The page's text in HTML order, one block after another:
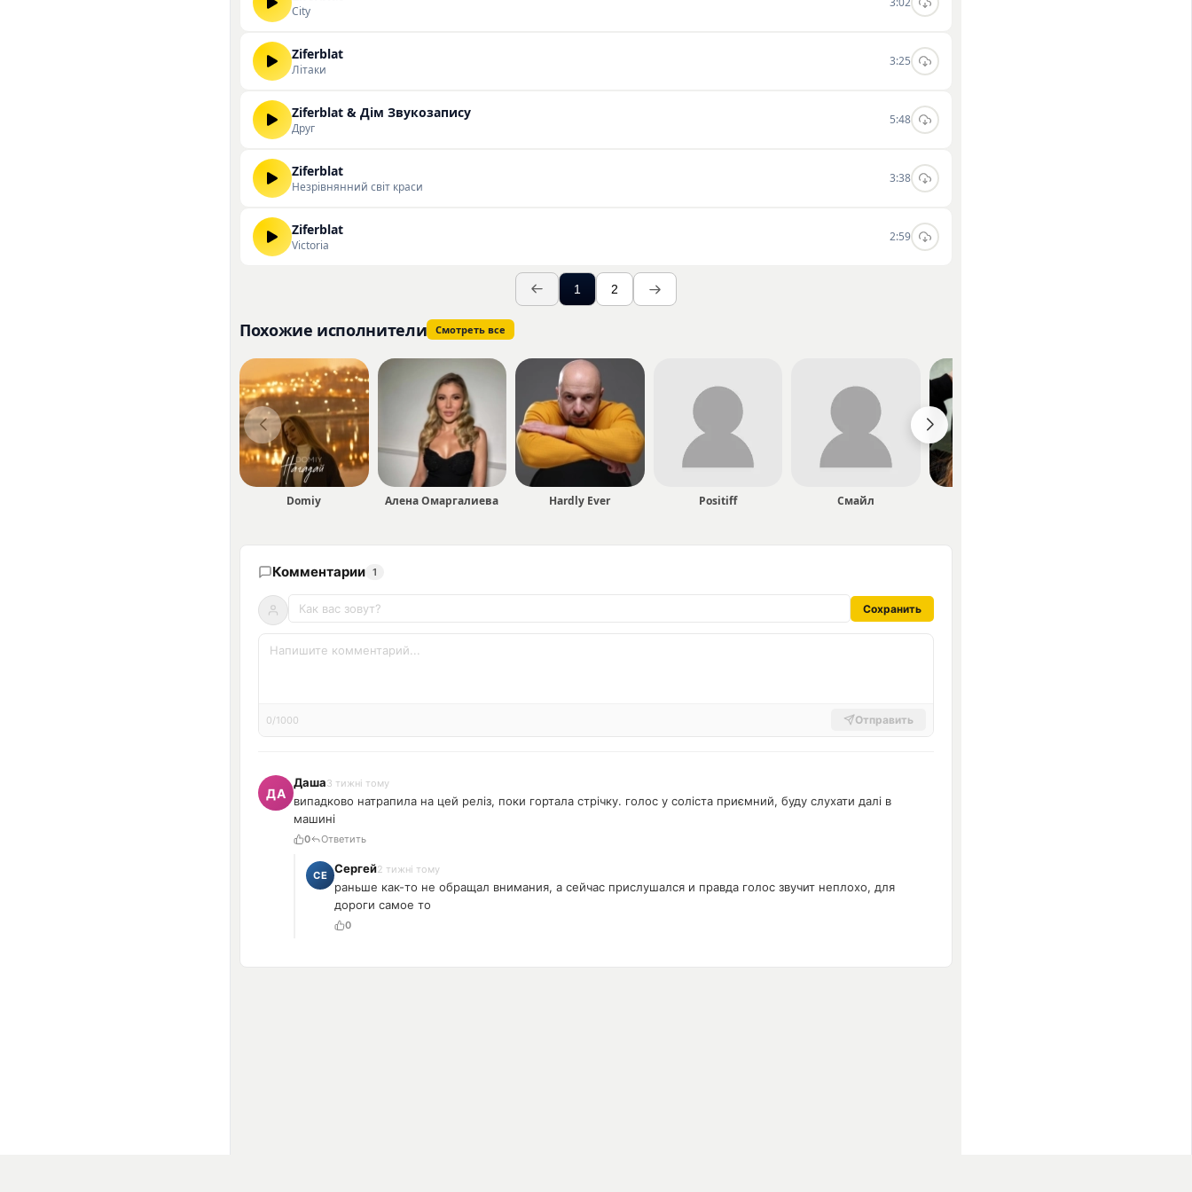
City
Ziferblat
Літаки
3:25
Ziferblat & Дім Звукозапису
Друг
5:48
Ziferblat
Незрівнянний світ краси
3:38
Ziferblat
Victoria
2:59
1 2
Похожие исполнители Смотреть все
Domiy Алена Омаргалиева Hardly Ever Positiff Смайл
Комментарии 1
Сохранить
0/1000 Отправить
Даша3 тижні тому
випадково натрапила на цей реліз, поки гортала стрічку. голос у соліста приємний, буду слухати далі в
машині
0 Ответить
Сергей2 тижні тому
раньше как-то не обращал внимания, а сейчас прислушался и правда голос звучит неплохо, для
дороги самое то
0